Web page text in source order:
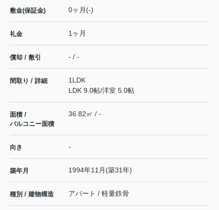
敷金(保証金) 0ヶ月(-)
礼金 1ヶ月
償却 / 敷引 - / -
間取り / 詳細
1LDK
LDK 9.0帖/洋室 5.0帖
面積 /
バルコニー面積
36.82㎡ / -
向き -
築年月 1994年11月(築31年)
種別 / 建物構造 アパート / 軽量鉄骨